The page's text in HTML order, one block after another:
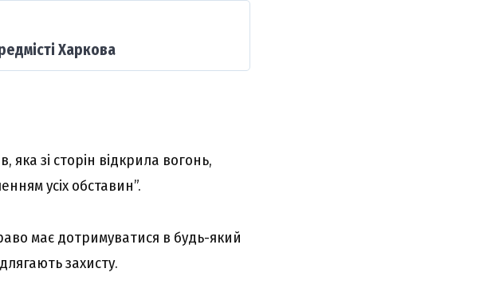
Харкова
зі сторін відкрила вогонь,
усіх обставин”.
має дотримуватися в будь-який
захисту.